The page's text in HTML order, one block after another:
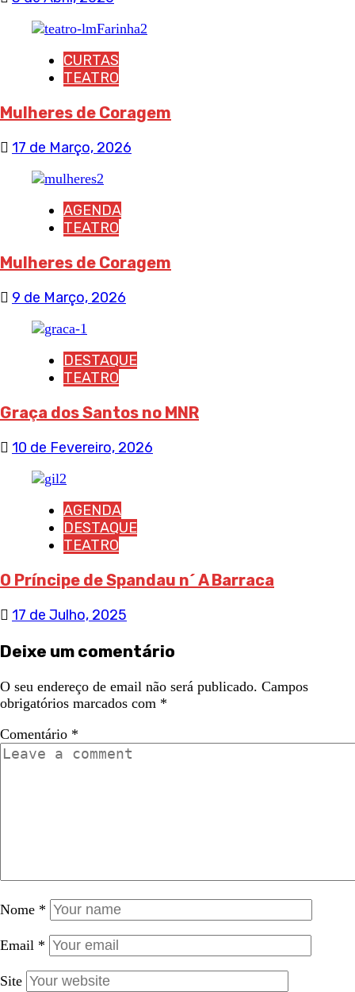
CURTAS
TEATRO
Mulheres de Coragem
17 de Março, 2026
AGENDA
TEATRO
Mulheres de Coragem
9 de Março, 2026
DESTAQUE
TEATRO
Graça dos Santos no MNR
10 de Fevereiro, 2026
AGENDA
DESTAQUE
TEATRO
O Príncipe de Spandau n´ A Barraca
17 de Julho, 2025
Deixe um comentário
O seu endereço de email não será publicado. Campos
obrigatórios marcados com *
Comentário *
Nome *
Email *
Site